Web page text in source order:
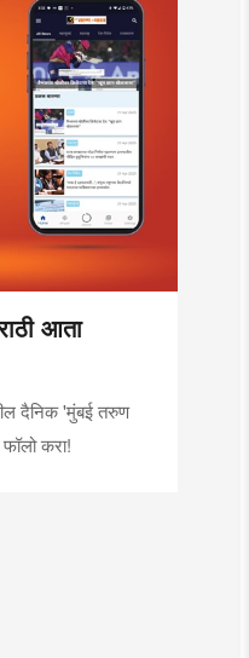
आता
दैनिक 'मुंबई तरुण
करा!